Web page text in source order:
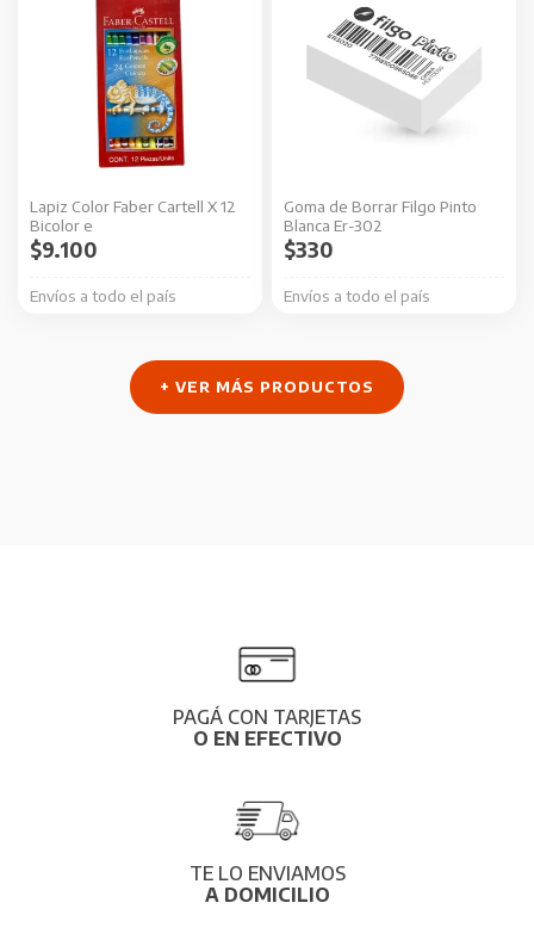
Lapiz Color Faber Cartell X 12
Bicolor e
Envíos a todo el país
$9.100
Goma de Borrar Filgo Pinto
Blanca Er-302
Envíos a todo el país
$330
+ VER MÁS PRODUCTOS
PAGÁ CON TARJETAS
O EN EFECTIVO
TE LO ENVIAMOS
A DOMICILIO